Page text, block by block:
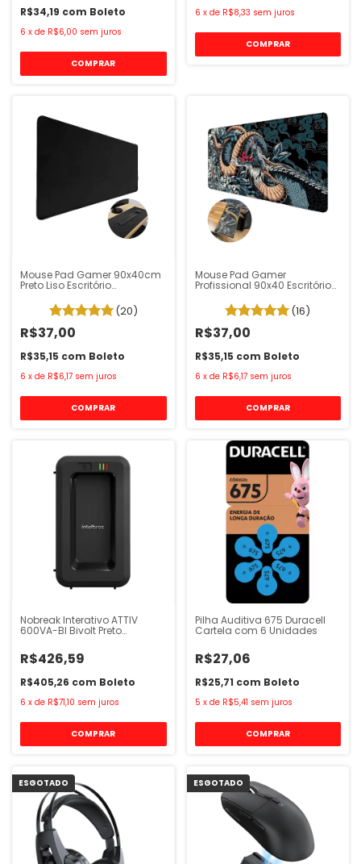
R$34,19 com Boleto
6 x de R$6,00 sem juros
6 x de R$8,33 sem juros
Mouse Pad Gamer 90x40cm
Preto Liso Escritório
(20)
R$37,00
R$35,15 com Boleto
6 x de R$6,17 sem juros
Mouse Pad Gamer
Profissional 90x40 Escritório
(16)
R$37,00
R$35,15 com Boleto
6 x de R$6,17 sem juros
Nobreak Interativo ATTIV
600VA-BI Bivolt Preto
R$426,59
R$405,26 com Boleto
6 x de R$71,10 sem juros
Pilha Auditiva 675 Duracell
Cartela com 6 Unidades
R$27,06
R$25,71 com Boleto
5 x de R$5,41 sem juros
ESGOTADO ESGOTADO